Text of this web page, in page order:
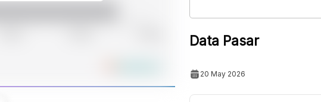
Data Pasar
20 May 2026